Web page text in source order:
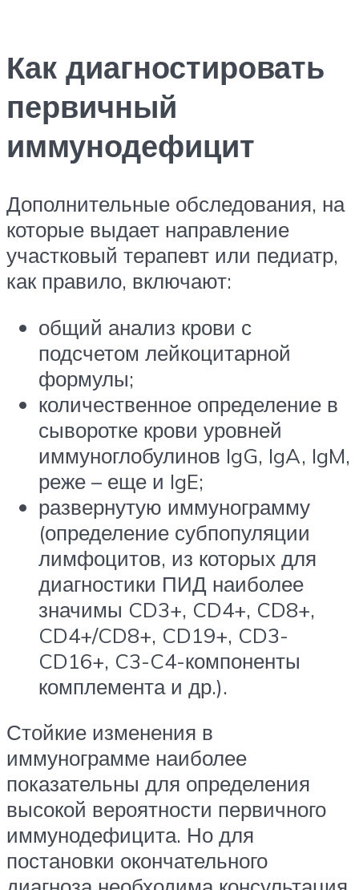
Как диагностировать
первичный
иммунодефицит
Дополнительные обследования, на
которые выдает направление
участковый терапевт или педиатр,
как правило, включают:
общий анализ крови с
подсчетом лейкоцитарной
формулы;
количественное определение в
сыворотке крови уровней
иммуноглобулинов IgG, IgA, IgM,
реже – еще и IgE;
развернутую иммунограмму
(определение субпопуляции
лимфоцитов, из которых для
диагностики ПИД наиболее
значимы CD3+, CD4+, CD8+,
CD4+/CD8+, CD19+, CD3-
CD16+, C3-C4-компоненты
комплемента и др.).
Стойкие изменения в
иммунограмме наиболее
показательны для определения
высокой вероятности первичного
иммунодефицита. Но для
постановки окончательного